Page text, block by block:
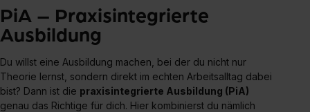
PiA – Praxisintegrierte
Ausbildung
Du willst eine Ausbildung machen, bei der du nicht nur
Theorie lernst, sondern direkt im echten Arbeitsalltag dabei
bist? Dann ist die praxisintegrierte Ausbildung (PiA)
genau das Richtige für dich. Hier kombinierst du nämlich